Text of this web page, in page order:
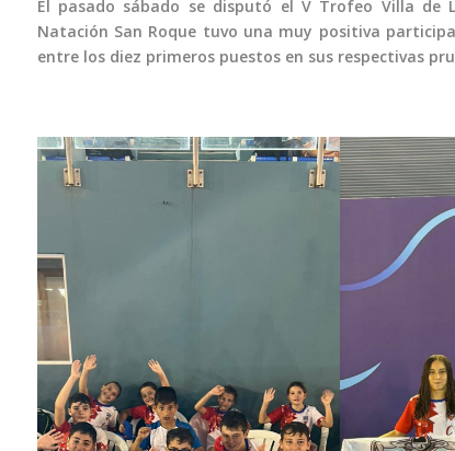
El pasado sábado se disputó el V Trofeo Villa de
Natación San Roque tuvo una muy positiva
entre los diez primeros puestos en sus respectivas